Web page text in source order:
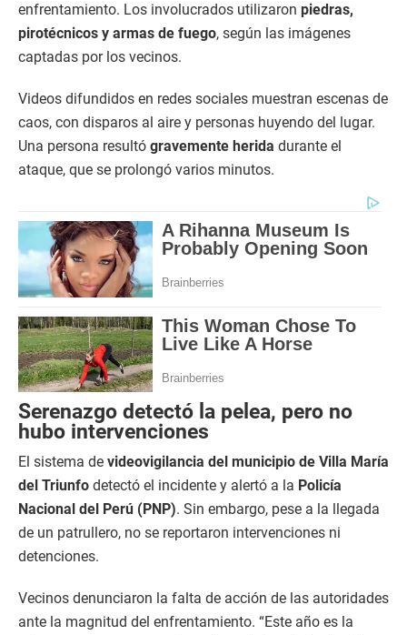
enfrentamiento. Los involucrados utilizaron piedras,
pirotécnicos y armas de fuego, según las imágenes
captadas por los vecinos.
Videos difundidos en redes sociales muestran escenas de
caos, con disparos al aire y personas huyendo del lugar.
Una persona resultó gravemente herida durante el
ataque, que se prolongó varios minutos.
Serenazgo detectó la pelea, pero no
hubo intervenciones
El sistema de videovigilancia del municipio de Villa María
del Triunfo detectó el incidente y alertó a la Policía
Nacional del Perú (PNP). Sin embargo, pese a la llegada
de un patrullero, no se reportaron intervenciones ni
detenciones.
Vecinos denunciaron la falta de acción de las autoridades
ante la magnitud del enfrentamiento. “Este año es la